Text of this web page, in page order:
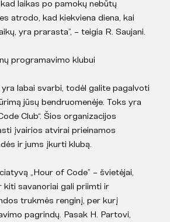
laikas po pamokų nebūtų
atrodo, kad kiekviena diena, kai
yra prarasta”, – teigia R. Saujani.
programavimo klubui
labai svarbi, todėl galite pagalvoti
jūsų bendruomenėje. Toks yra
Club“. Šios organizacijos
įvairios atvirai prieinamos
ir jums įkurti klubą.
„Hour of Code” – švietėjai,
kiti savanoriai gali priimti ir
trukmės renginį, per kurį
pagrindų. Pasak H. Partovi,